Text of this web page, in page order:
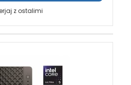
z ostalimi